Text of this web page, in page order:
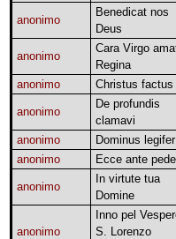
anonimo
Benedicat nos
Deus
anonimo
Cara Virgo
Regina
anonimo
Christus factus
anonimo
De profundis
clamavi
anonimo
Dominus legifer
anonimo
Ecce ante
anonimo
In virtute tua
Domine
anonimo
Inno pel
S. Lorenzo